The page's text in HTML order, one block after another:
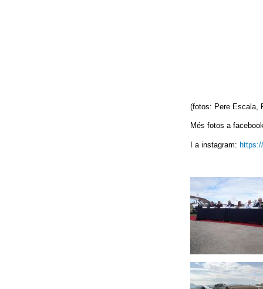
(fotos: Pere Escala,
Més fotos a
I a instagram: